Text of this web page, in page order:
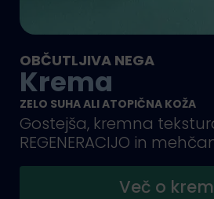
OBČUTLJIVA NEGA
Krema
ZELO SUHA ALI ATOPIČNA KOŽA
Gostejša, kremna
REGENERACIJO in
Več o